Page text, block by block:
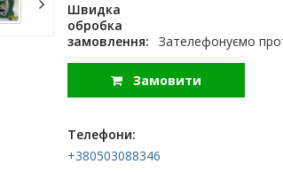
Швидка
обробка
замовлення:
Зателефонуємо
Замовити
Телефони:
+380503088346